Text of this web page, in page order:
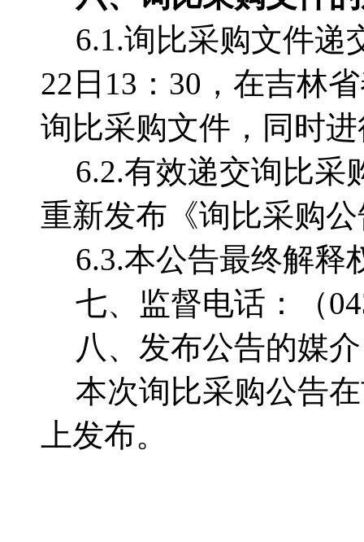
6.1.询比采购文件递
22日13：30，在吉林
询比采购文件，同时
6.2.有效递交询比采
重新发布《询比采购
6.3.本公告最终解释
七、监督电话：
（
八、发布公告的媒介
本次询比采购公告
上发布。